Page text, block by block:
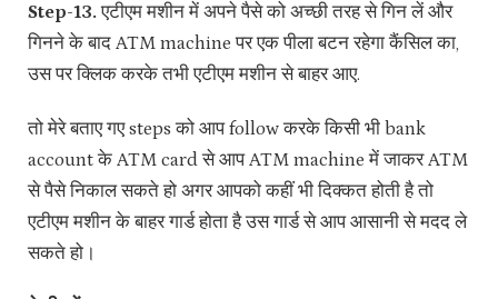
Step-13.एटीएम मशीन में अपने पैसे को अच्छी तरह से गिन लें और
गिनने के बाद ATM machine पर एक पीला बटन रहेगा कैंसिल का,
उस पर क्लिक करके तभी एटीएम मशीन से बाहर आए.
तो मेरे बताए गए steps को आप follow करके किसी भी bank
account के ATM card से आप ATM machine में जाकर ATM
से पैसे निकाल सकते हो अगर आपको कहीं भी दिक्कत होती है तो
एटीएम मशीन के बाहर गार्ड होता है उस गार्ड से आप आसानी से मदद ले
सकते हो।